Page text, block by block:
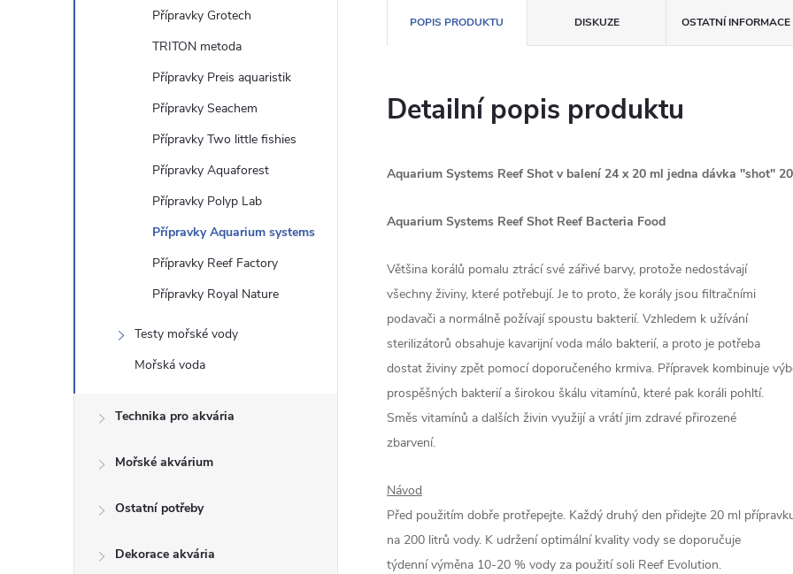
Přípravky Grotech
TRITON metoda
Přípravky Preis aquaristik
Přípravky Seachem
Přípravky Two little fishies
Přípravky Aquaforest
Přípravky Polyp Lab
Přípravky Aquarium systems
Přípravky Reef Factory
Přípravky Royal Nature
Testy mořské vody
Mořská voda
Technika pro akvária
Mořské akvárium
Ostatní potřeby
Dekorace akvária
POPIS PRODUKTU DISKUZE OSTATNÍ INFORMACE
Detailní popis produktu
Aquarium Systems Reef Shot v balení 24 x 20 ml jedna dávka "shot"
Aquarium Systems Reef Shot Reef Bacteria Food
Většina korálů pomalu ztrácí své zářivé barvy, protože nedostávají
všechny živiny, které potřebují. Je to proto, že korály jsou filtračními
podavači a normálně požívají spoustu bakterií. Vzhledem k užívání
sterilizátorů obsahuje kavarijní voda málo bakterií, a proto je potřeba
dostat živiny zpět pomocí doporučeného krmiva. Přípravek kombinuje
prospěšných bakterií a širokou škálu vitamínů, které pak koráli pohltí.
Směs vitamínů a dalších živin využijí a vrátí jim zdravé přirozené
zbarvení.
Návod
Před použitím dobře protřepejte. Každý druhý den přidejte 20 ml
na 200 litrů vody. K udržení optimální kvality vody se doporučuje
týdenní výměna 10-20 % vody za použití soli Reef Evolution.